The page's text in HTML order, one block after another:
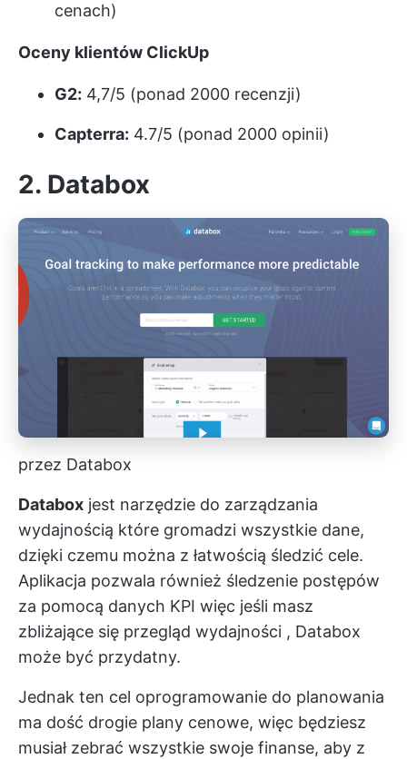
cenach)
Oceny klientów ClickUp
G2: 4,7/5 (ponad 2000 recenzji)
Capterra: 4.7/5 (ponad 2000 opinii)
2. Databox
przez Databox
Databox jest narzędzie do zarządzania
wydajnością które gromadzi wszystkie dane,
dzięki czemu można z łatwością śledzić cele.
Aplikacja pozwala również śledzenie postępów
za pomocą danych KPI więc jeśli masz
zbliżające się przegląd wydajności , Databox
może być przydatny.
Jednak ten cel oprogramowanie do planowania
ma dość drogie plany cenowe, więc będziesz
musiał zebrać wszystkie swoje finanse, aby z